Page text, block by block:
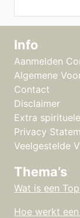
Info
Aanmelden
Algemene
Contact
Disclaimer
Extra
Privacy
Veelgestelde
Thema’s
Wat is een
Hoe werkt